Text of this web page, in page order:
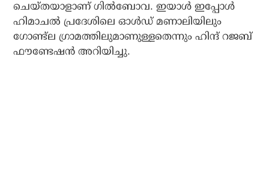
ചെയ്തയാളാണ് ഗില്‍ബോവ. ഇയാള്‍ ഇപ്പോള്‍
ഹിമാചല്‍ പ്രദേശിലെ ഓള്‍ഡ് മണാലിയിലും
ഗോണ്ട്‌ല ഗ്രാമത്തിലുമാണുള്ളതെന്നും ഹിന്ദ് റജബ്
ഫൗണ്ടേഷന്‍ അറിയിച്ചു.